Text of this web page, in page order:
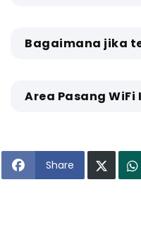
Bagaimana jika
Area Pasang
Share